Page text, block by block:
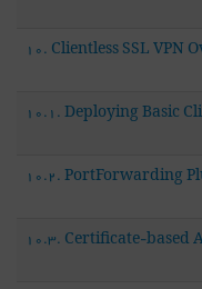
10. Clientless SSL VPN
10.1. Deploying Basic
10.2. PortForwarding
10.3. Certificate-based